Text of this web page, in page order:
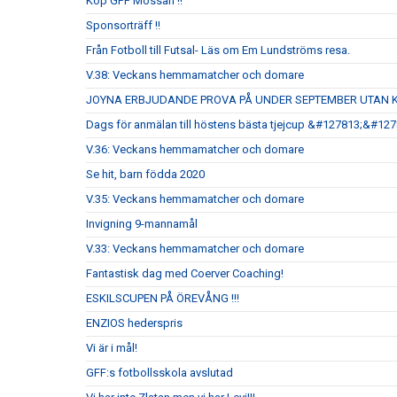
Sponsorträff !!
Från Fotboll till Futsal- Läs om Em Lundströms resa.
V.38: Veckans hemmamatcher och domare
JOYNA ERBJUDANDE PROVA PÅ UNDER SEPTEMBER UTAN
Dags för anmälan till höstens bästa tjejcup
V.36: Veckans hemmamatcher och domare
Se hit, barn födda 2020
V.35: Veckans hemmamatcher och domare
Invigning 9-mannamål
V.33: Veckans hemmamatcher och domare
Fantastisk dag med Coerver Coaching!
ESKILSCUPEN PÅ ÖREVÅNG !!!
ENZIOS hederspris
Vi är i mål!
GFF:s fotbollsskola avslutad